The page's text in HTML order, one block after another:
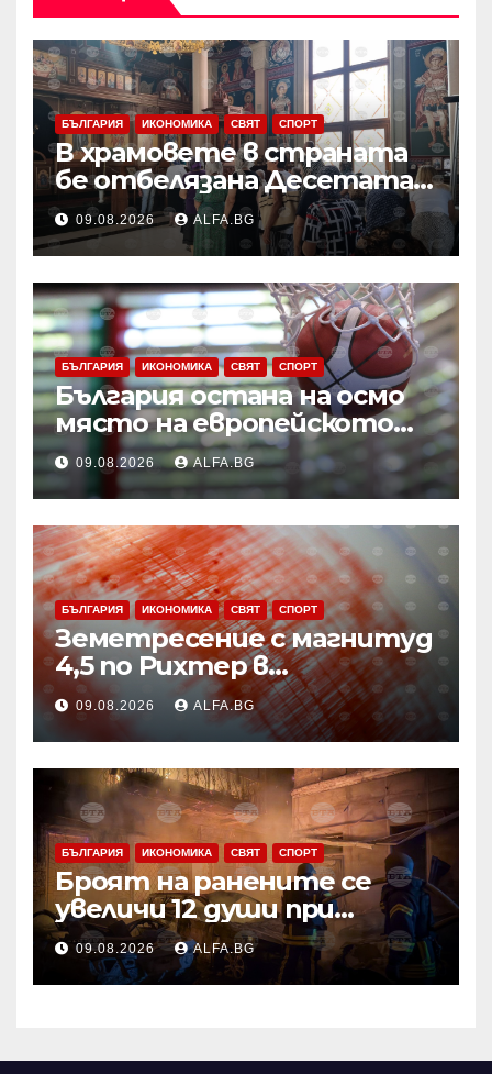
БЪЛГАРИЯ ИКОНОМИКА СВЯТ СПОРТ
В храмовете в страната
бе отбелязана Десетата
неделя след
Петдесетница
09.08.2026 ALFA.BG
БЪЛГАРИЯ ИКОНОМИКА СВЯТ СПОРТ
България остана на осмо
място на европейското
първенство по баскетбол
за девойки до 18 години в
Дивизия „В“
09.08.2026 ALFA.BG
БЪЛГАРИЯ ИКОНОМИКА СВЯТ СПОРТ
Земетресение с магнитуд
4,5 по Рихтер в
Югоизточна Турция; няма
данни за пострадали и
разрушения
09.08.2026 ALFA.BG
БЪЛГАРИЯ ИКОНОМИКА СВЯТ СПОРТ
Броят на ранените се
увеличи 12 души при
нощната атака в Одеса,
съобщи областният
управител
09.08.2026 ALFA.BG